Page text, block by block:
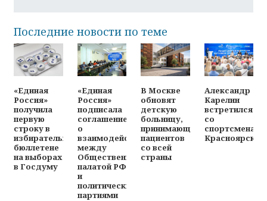
Последние новости по теме
«Единая
Россия»
получила
первую
строку в
избирательном
бюллетене
на выборах
в Госдуму
«Единая
Россия»
подписала
соглашение
о
взаимодействии
между
Общественной
палатой РФ
и
политическими
партиями
В Москве
обновят
детскую
больницу,
принимающую
пациентов
со всей
страны
Александр
Карелин
встретился
со
спортсменами
Красноярска